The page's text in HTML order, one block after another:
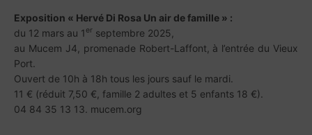
Exposition « Hervé Di Rosa Un air de famille » :
du 12 mars au 1 er septembre 2025,
au Mucem J4, promenade Robert-Laffont, à l’entrée du Vieux
Port.
Ouvert de 10h à 18h tous les jours sauf le mardi.
11 € (réduit 7,50 €, famille 2 adultes et 5 enfants 18 €).
04 84 35 13 13. mucem.org